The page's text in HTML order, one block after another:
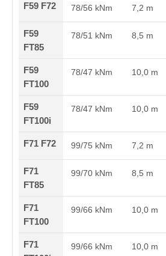
F59 F72 78/56 kNm 7,2 m
F59
FT85
78/51 kNm 8,5 m
F59
FT100
78/47 kNm 10,0 m
F59
FT100i
78/47 kNm 10,0 m
F71 F72 99/75 kNm 7,2 m
F71
FT85
99/70 kNm 8,5 m
F71
FT100
99/66 kNm 10,0 m
F71
99/66 kNm 10,0 m